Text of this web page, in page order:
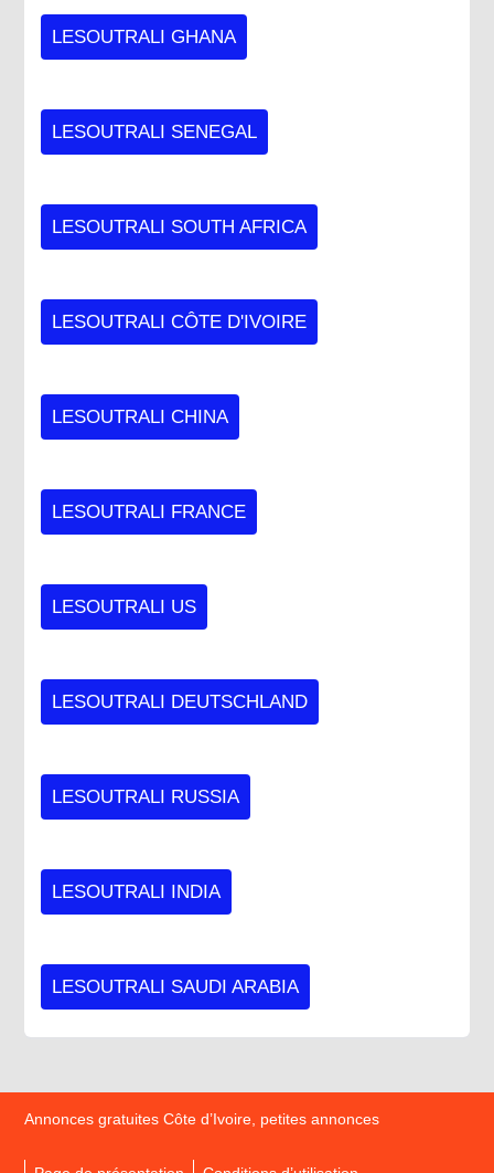
LESOUTRALI GHANA
LESOUTRALI SENEGAL
LESOUTRALI SOUTH AFRICA
LESOUTRALI CÔTE D'IVOIRE
LESOUTRALI CHINA
LESOUTRALI FRANCE
LESOUTRALI US
LESOUTRALI DEUTSCHLAND
LESOUTRALI RUSSIA
LESOUTRALI INDIA
LESOUTRALI SAUDI ARABIA
Annonces gratuites Côte d’Ivoire, petites annonces